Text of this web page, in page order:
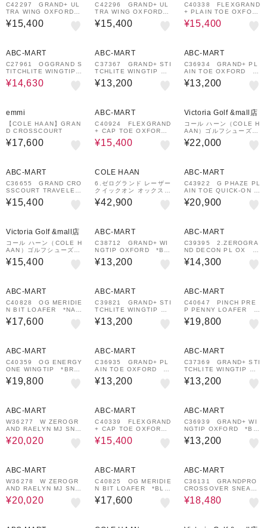
C42297 GRAND+ UL
TRA WING OXFORDS
*WOODBURY/JAVA
703364-0001
¥15,400
C42296 GRAND+ UL
TRA WING OXFORDS
*BLACK/BLACK 70
3363-0001
¥15,400
C40338 FLEXGRAND
+ PLAIN TOE OXFOR
DS *BRITISH TAN 7
03354-0001
¥15,400
ABC-MART
C27961 OGGRAND S
TITCHLITE WINGTIP
OX MAGNET/IVORY
605362-0001
¥14,630
ABC-MART
C37367 GRAND+ STI
TCHLITE WINGTIP OX
*BLACK/IVORY 67
9840-0001
¥13,200
ABC-MART
C36934 GRAND+ PL
AIN TOE OXFORD *B
LACK LTHR 662005-
0001
¥13,200
emmi
【COLE HAAN】GRAN
D CROSSCOURT
¥17,600
ABC-MART
C40924 FLEXGRAND
+ CAP TOE OXFORDS
*DK BRICK/BLACK
703352-0001
¥15,400
Victoria Golf &mall店
コール ハーン（COLE H
AAN）ゴルフシューズ
グランドプロ アッシュラ
ンド II ゴルフ C40634
¥22,000
ABC-MART
C36655 GRAND CRO
SSCOURT TRAVELER
SNKR *BLACK/EGRE
T 662020-0001
¥15,400
COLE HAAN
6.ゼログランド レーザー
クイックオン オックスフ
ォード mens
¥42,900
ABC-MART
C43922 G PHAZE PL
AIN TOE QUICK-ON O
X *CH BRITISH TAN
712623-0001
¥20,900
Victoria Golf &mall店
コール ハーン（COLE H
AAN）ゴルフシューズ
ゼログランド オーバーテ
イク ゴルフ ウォターレ
¥15,400
ABC-MART
C38712 GRAND+ WI
NGTIP OXFORD *BL
ACK/IVORY 687275-
0001
¥13,200
ABC-MART
C39395 2.ZEROGRA
ND DECON PL OX *N
AVY BLAZER 68727
1-0001
¥14,300
ABC-MART
C40828 OG MERIDIE
N BIT LOAFER *NAV
Y / BROWN 696250-
0001
¥17,600
ABC-MART
C39821 GRAND+ STI
TCHLITE WINGTIP OX
*COFFEE/BISCUIT
696220-0001
¥13,200
ABC-MART
C40647 PINCH PRE
P PENNY LOAFER *
BLACK / BLACK 696
254-0001
¥19,800
ABC-MART
C40359 OG ENERGY
ONE WINGTIP *BRIT
ISHTAN/JAV 703389-
0001
¥19,800
ABC-MART
C36935 GRAND+ PL
AIN TOE OXFORD *B
RITISH TAN 662006-
0001
¥13,200
ABC-MART
C37369 GRAND+ STI
TCHLITE WINGTIP OX
*MARINE BLUE 67
9841-0001
¥13,200
ABC-MART
W36277 W ZEROGR
AND RAELYN MJ SNE
AKERS CH POWDER
712654-0001
¥20,020
ABC-MART
C40339 FLEXGRAND
+ CAP TOE OXFORDS
*BLACK 703350-0
001
¥15,400
ABC-MART
C36939 GRAND+ WI
NGTIP OXFORD *BRI
TISH TAN/IV 703367
-0001
¥13,200
ABC-MART
W36278 W ZEROGR
AND RAELYN MJ SNE
AKERS BLACK LEAT
HER 712653-0001
¥20,020
ABC-MART
C40825 OG MERIDIE
N BIT LOAFER *BLA
CK /BLACK 696248-
0001
¥17,600
ABC-MART
C36131 GRANDPRO
CROSSOVER SNEAKE
R IVORY/GUM/BLAC
K 662047-0001
¥18,480